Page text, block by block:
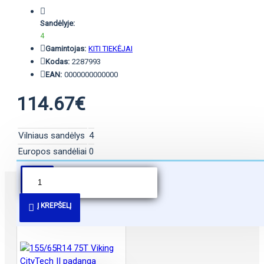
Sandėlyje:
4
Gamintojas: KITI TIEKĖJAI
Kodas: 2287993
EAN: 0000000000000
114.67€
Vilniaus sandėlys 4
Europos sandėliai 0
Į KREPŠELĮ
PANAŠŪS PASIŪLYMAI